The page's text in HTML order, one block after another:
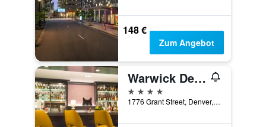
148 €
Zum Angebot
Warwick Denver
4 Sterne
1776 Grant Street, Denver, CO, USA